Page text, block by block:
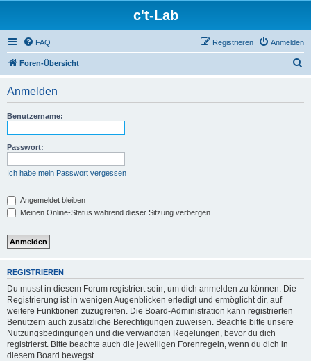
c't-Lab
FAQ Anmelden
Registrieren
Foren-Übersicht
Anmelden
Benutzername:
Passwort:
Ich habe mein Passwort vergessen
Angemeldet bleiben
Meinen Online-Status während dieser Sitzung verbergen
REGISTRIEREN
Du musst in diesem Forum registriert sein, um dich anmelden zu können. Die
Registrierung ist in wenigen Augenblicken erledigt und ermöglicht dir, auf
weitere Funktionen zuzugreifen. Die Board-Administration kann registrierten
Benutzern auch zusätzliche Berechtigungen zuweisen. Beachte bitte unsere
Nutzungsbedingungen und die verwandten Regelungen, bevor du dich
registrierst. Bitte beachte auch die jeweiligen Forenregeln, wenn du dich in
diesem Board bewegst.